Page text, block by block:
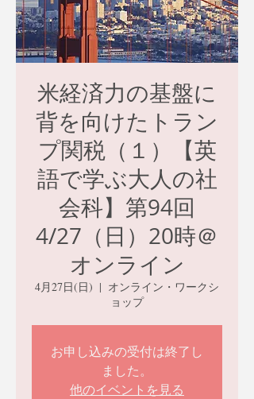
米経済力の基盤に
背を向けたトラン
プ関税（１）【英
語で学ぶ大人の社
会科】第94回
4/27（日）20時＠
オンライン
4月27日(日)
  |
オンライン・ワークシ
ョップ
お申し込みの受付は終了し
ました。
他のイベントを見る